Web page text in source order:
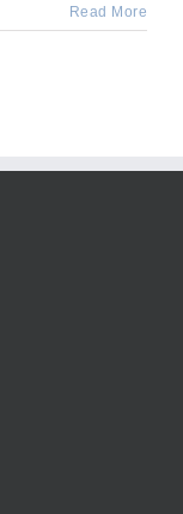
Read More